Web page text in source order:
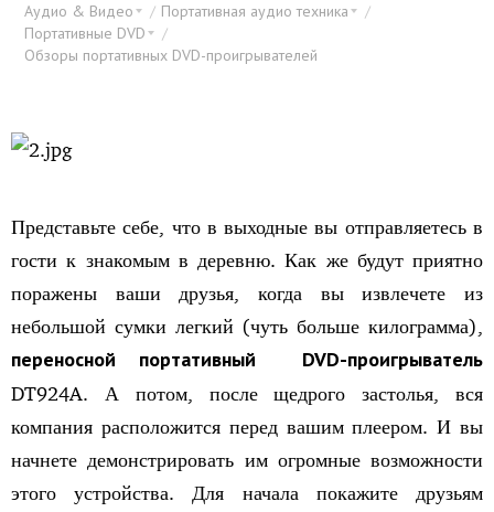
Аудио & Видео
Портативная аудио техника
Портативные DVD
Обзоры портативных DVD-проигрывателей
Представьте себе, что в выходные вы отправляетесь в
гости к знакомым в деревню. Как же будут приятно
поражены ваши друзья, когда вы извлечете из
небольшой сумки легкий (чуть больше килограмма),
переносной портативный DVD-проигрыватель
DT924A. А потом, после щедрого застолья, вся
компания расположится перед вашим плеером. И вы
начнете демонстрировать им огромные возможности
этого устройства. Для начала покажите друзьям